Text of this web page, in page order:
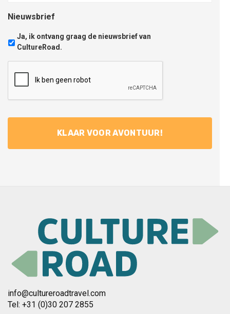
Nieuwsbrief
Ja, ik ontvang graag de nieuwsbrief van
CultureRoad.
info@cultureroadtravel.com
Tel: +31 (0)30 207 2855